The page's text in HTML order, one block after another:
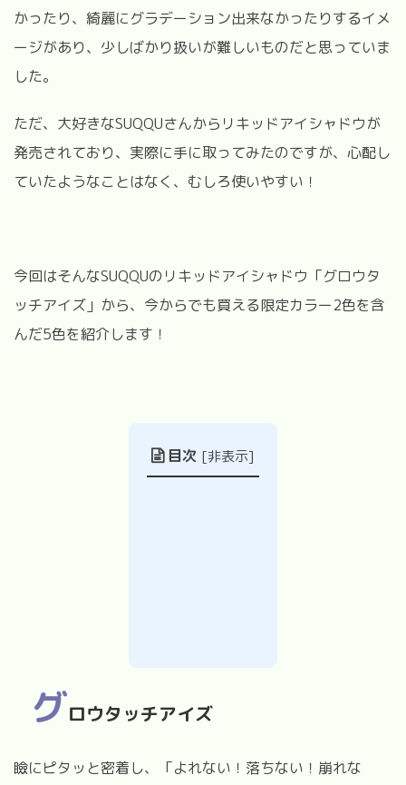
かったり、綺麗にグラデーション出来なかったりするイメ
ージがあり、少しばかり扱いが難しいものだと思っていま
した。
ただ、大好きなSUQQUさんからリキッドアイシャドウが
発売されており、実際に手に取ってみたのですが、心配し
ていたようなことはなく、むしろ使いやすい！
今回はそんなSUQQUのリキッドアイシャドウ「グロウタ
ッチアイズ」から、今からでも買える限定カラー2色を含
んだ5色を紹介します！
目次 [非表示]
グロウタッチアイズ
瞼にピタッと密着し、「よれない！落ちない！崩れな